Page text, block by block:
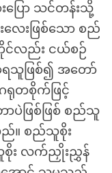
ြော သင်တန်းသို့
ေးဖြစ်သော စည်
လည်း ငယ်စဉ်
သူဖြစ်၍ အတော်
ရုတစိုက်ဖြင့်
ပဲဖြစ်ဖြစ် စည်သူ
ည်။ စည်သူစိုး
စိုး လက်ညှိုးညွှန်